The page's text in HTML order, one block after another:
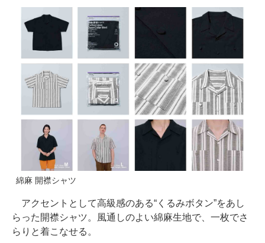
綿麻 開襟シャツ
アクセントとして高級感のある“くるみボタン”をあし
らった開襟シャツ。風通しのよい綿麻生地で、一枚でさ
らりと着こなせる。